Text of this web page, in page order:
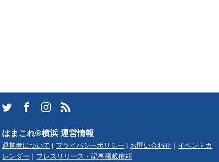
はまこれ®横浜 運営情報
運営者について プライバシーポリシー お問い合わせ
イベントカ
レンダー
プレスリリース・記事掲載依頼